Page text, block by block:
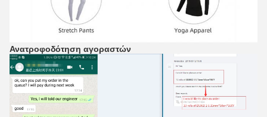
Ανατροφοδότηση αγοραστών